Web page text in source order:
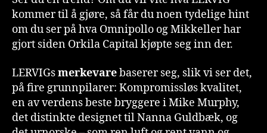
kommer til å gjøre, så får du noen tydelige hint
om du ser på hva Omnipollo og Mikkeller har
gjort siden Orkila Capital kjøpte seg inn der.
LERVIGsmerkevarebaserer seg, slik vi ser det,
på fire grunnpilarer: Kompromissløs kvalitet,
en av verdens beste bryggere i Mike Murphy,
det distinkte designet til Nanna Guldbæk, og